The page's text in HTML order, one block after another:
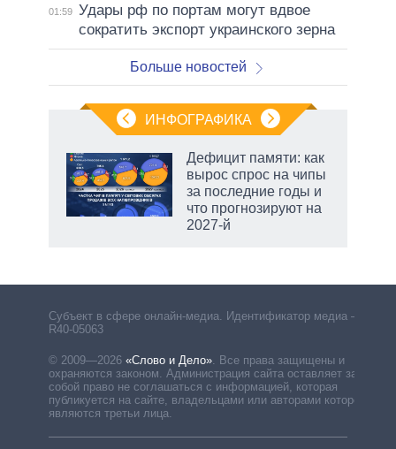
01:59 Удары рф по портам могут вдвое
сократить экспорт украинского зерна
Больше новостей
ИНФОГРАФИКА
Дефицит памяти: как
вырос спрос на чипы
за последние годы и
что прогнозируют на
2027-й
Субъект в сфере онлайн-медиа. Идентификатор медиа –
R40-05063
© 2009—2026 «Слово и Дело» Все права защищены и
охраняются законом. Администрация сайта оставляет за
собой право не соглашаться с информацией, которая
публикуется на сайте, владельцами или авторами которой
являются третьи лица.